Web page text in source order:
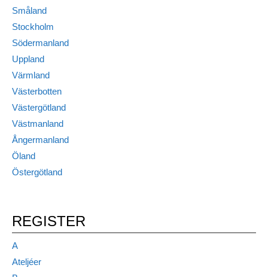
Småland
Stockholm
Södermanland
Uppland
Värmland
Västerbotten
Västergötland
Västmanland
Ångermanland
Öland
Östergötland
REGISTER
A
Ateljéer